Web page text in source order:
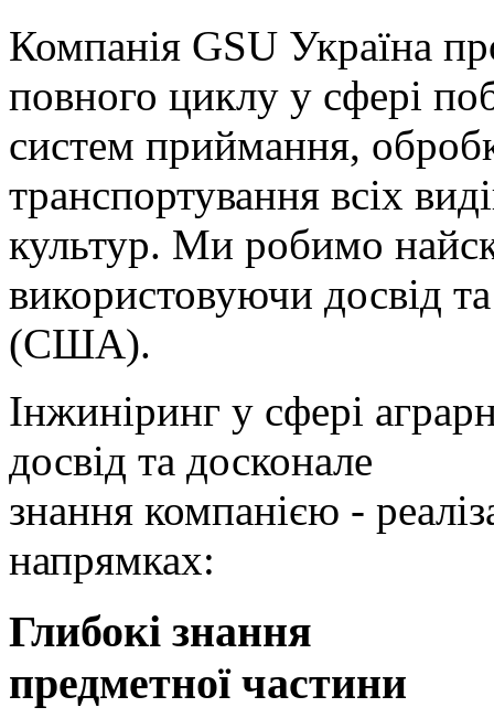
Компанія GSU Україна
повного циклу у сфері
систем приймання,
транспортування всіх
культур. Ми робимо
використовуючи досвід та
(США).
Інжиніринг у сфері
досвід та досконале
знання компанією -
напрямках:
Глибокі знання
предметної частини